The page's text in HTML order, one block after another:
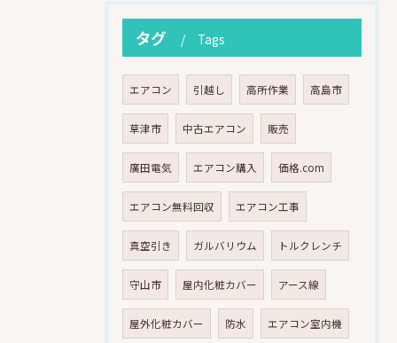
タグ Tags
エアコン 引越し 高所作業 高島市
草津市 中古エアコン 販売
廣田電気 エアコン購入 価格.com
エアコン無料回収 エアコン工事
真空引き ガルバリウム トルクレンチ
守山市 屋内化粧カバー アース線
屋外化粧カバー 防水 エアコン室内機